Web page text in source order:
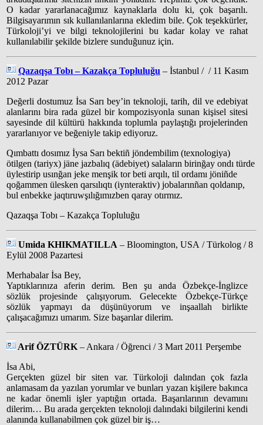
O kadar yararlanacağımız kaynaklarla dolu ki, çok başarılı.
Bilgisayarımın sık kullanılanlarına ekledim bile. Çok teşekkürler,
Türkoloji’yi ve bilgi teknolojilerini bu kadar kolay ve rahat
kullanılabilir şekilde bizlere sunduğunuz için.
Qazaqşa Tobı – Kazakça Topluluğu – İstanbul / / 11 Kasım
2012 Pazar
Değerli dostumuz İsa Sarı bey’in teknoloji, tarih, dil ve edebiyat
alanlarını bira rada güzel bir kompozisyonla sunan kişisel sitesi
sayesinde dil kültürü hakkında toplumla paylaştığı projelerinden
yararlanıyor ve beğeniyle takip ediyoruz.
Qımbattı dosımız İysa Sarı bektiñ jöndembilim (texnologiya)
ötilgen (tariyx) jäne jazbalıq (ädebiyet) salaların birinğay ondı türde
üylestirip usınğan jeke menşik tor beti arqılı, til ordamı jöniñde
qoğammen ülesken qarsılıqtı (iynteraktiv) jobalarınñan qoldanıp,
bul enbekke jaqtıruwşılığımızben qaray otırmız.
Qazaqşa Tobı – Kazakça Topluluğu
Umida KHIKMATILLA – Bloomington, USA / Türkolog / 8
Eylül 2008 Pazartesi
Merhabalar İsa Bey,
Yaptıklarınıza aferin derim. Ben şu anda Özbekçe-İnglizce
sözlük projesinde çalışıyorum. Gelecekte Özbekçe-Türkçe
sözlük yapmayı da düşünüyorum ve inşaallah birlikte
çalışacağımızı umarım. Size başarılar dilerim.
Arif ÖZTÜRK – Ankara / Öğrenci / 3 Mart 2011 Perşembe
İsa Abi,
Gerçekten güzel bir siten var. Türkoloji dalından çok fazla
anlamasam da yazılan yorumlar ve bunları yazan kişilere bakınca
ne kadar önemli işler yaptığın ortada. Başarılarının devamını
dilerim… Bu arada gerçekten teknoloji dalındaki bilgilerini kendi
alanında kullanabilmen çok güzel bir iş…